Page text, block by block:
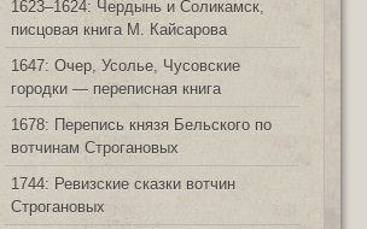
1623‒1624: Чердынь и Соликамск,
писцовая книга М. Кайсарова
1647: Очер, Усолье, Чусовские
городки — переписная книга
1678: Перепись князя Бельского по
вотчинам Строгановых
1744: Ревизские сказки вотчин
Строгановых